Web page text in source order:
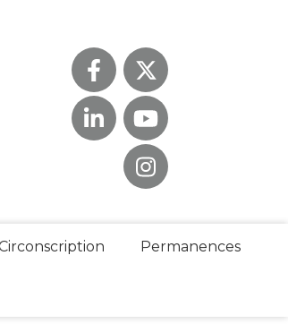
Permanences